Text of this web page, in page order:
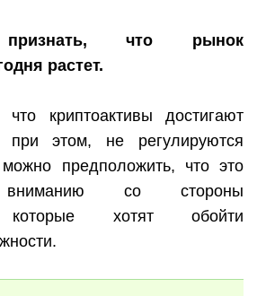
признать, что рынок
растет.
криптоактивы достигают
этом, не регулируются
можно предположить, что это
вниманию со стороны
которые хотят обойти